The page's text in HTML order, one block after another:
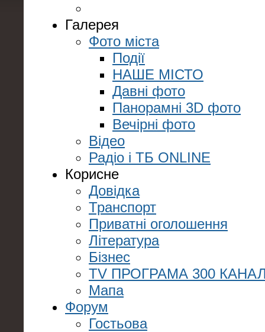
Галерея
Фото міста
Події
НАШЕ МІСТО
Давні фото
Панорамні 3D фото
Вечірні фото
Відео
Радіо і ТБ ONLINE
Корисне
Довідка
Транспорт
Приватні оголошення
Література
Бізнес
TV ПРОГРАМА 300
Мапа
Форум
Гостьова